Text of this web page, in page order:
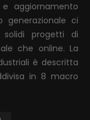
aggiornamento
generazionale ci
progetti di
che online. La
è descritta
in 8 macro